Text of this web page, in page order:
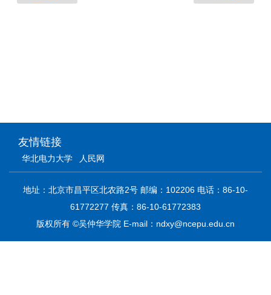
友情链接
华北电力大学 人民网
地址：北京市昌平区北农路2号 邮编：102206 电话：86-10-
61772277 传真：86-10-61772383
版权所有 ©吴仲华学院 E-mail：ndxy@ncepu.edu.cn